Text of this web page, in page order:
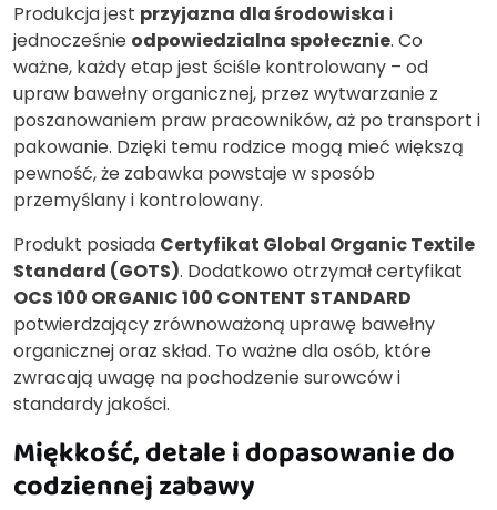
Produkcja jest przyjazna dla środowiska i
jednocześnie odpowiedzialna społecznie. Co
ważne, każdy etap jest ściśle kontrolowany – od
upraw bawełny organicznej, przez wytwarzanie z
poszanowaniem praw pracowników, aż po transport i
pakowanie. Dzięki temu rodzice mogą mieć większą
pewność, że zabawka powstaje w sposób
przemyślany i kontrolowany.
Produkt posiada Certyfikat Global Organic Textile
Standard (GOTS). Dodatkowo otrzymał certyfikat
OCS 100 ORGANIC 100 CONTENT STANDARD
potwierdzający zrównoważoną uprawę bawełny
organicznej oraz skład. To ważne dla osób, które
zwracają uwagę na pochodzenie surowców i
standardy jakości.
Miękkość, detale i dopasowanie do
codziennej zabawy